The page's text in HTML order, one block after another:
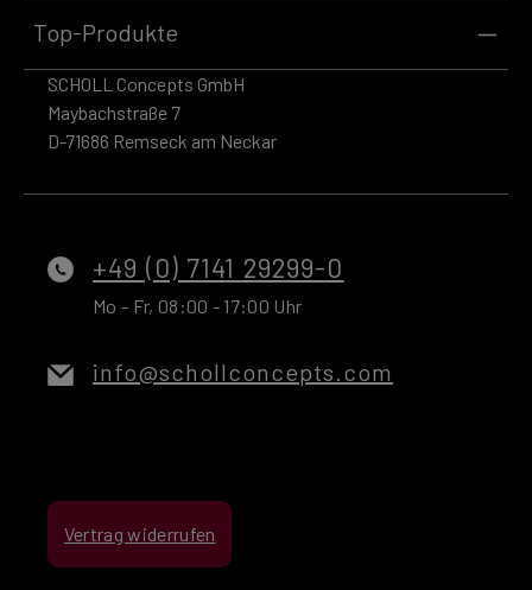
SCHOLL Concepts GmbH
Maybachstraße 7
D-71686 Remseck am Neckar
+49 (0) 7141 29299-0
Mo - Fr, 08:00 - 17:00 Uhr
info@schollconcepts.com
Vertrag widerrufen
Top-Produkte